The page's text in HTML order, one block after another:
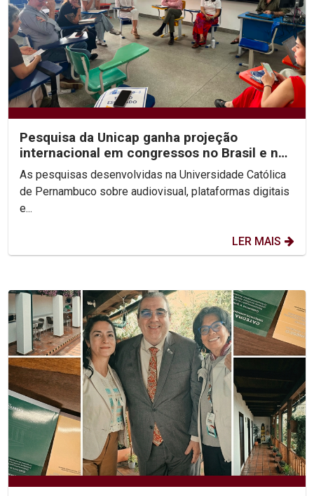
Pesquisa da Unicap ganha projeção
internacional em congressos no Brasil e no
México
As pesquisas desenvolvidas na Universidade Católica
de Pernambuco sobre audiovisual, plataformas digitais
e...
LER MAIS